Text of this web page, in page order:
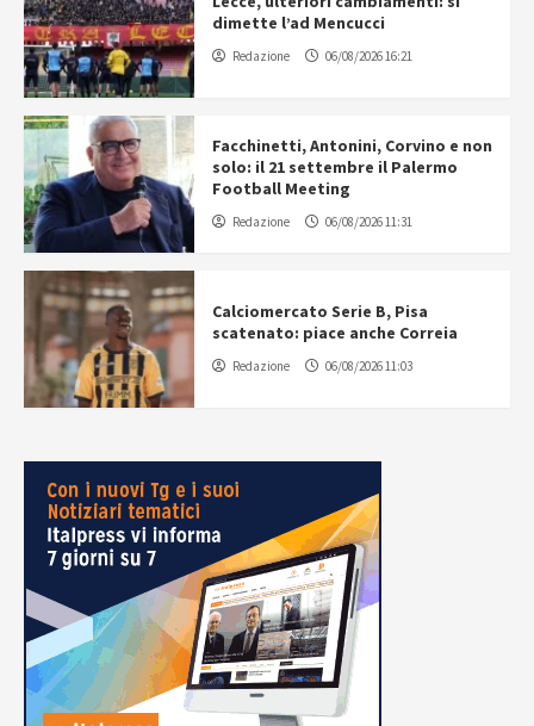
dimette l’ad Mencucci
Redazione 06/08/2026 16:21
Facchinetti, Antonini, Corvino e non
solo: il 21 settembre il Palermo
Football Meeting
Redazione 06/08/2026 11:31
Calciomercato Serie B, Pisa
scatenato: piace anche Correia
Redazione 06/08/2026 11:03